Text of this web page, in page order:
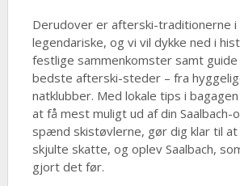
Derudover er afterski-traditionerne i
legendariske, og vi vil dykke ned i
festlige sammenkomster samt
bedste afterski-steder – fra
natklubber. Med lokale tips i
at få mest muligt ud af din Saalbach-
spænd skistøvlerne, gør dig klar til
skjulte skatte, og oplev Saalbach,
gjort det før.